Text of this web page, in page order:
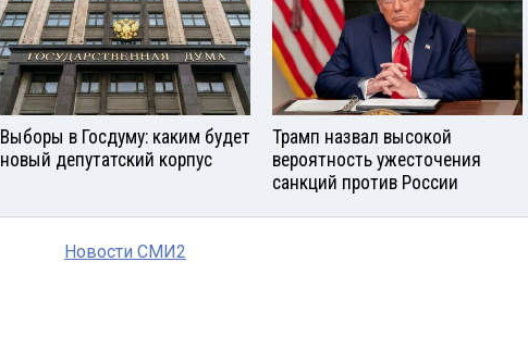
Выборы в Госдуму: каким будет
новый депутатский корпус
Трамп назвал высокой
вероятность ужесточения
санкций против России
Новости СМИ2